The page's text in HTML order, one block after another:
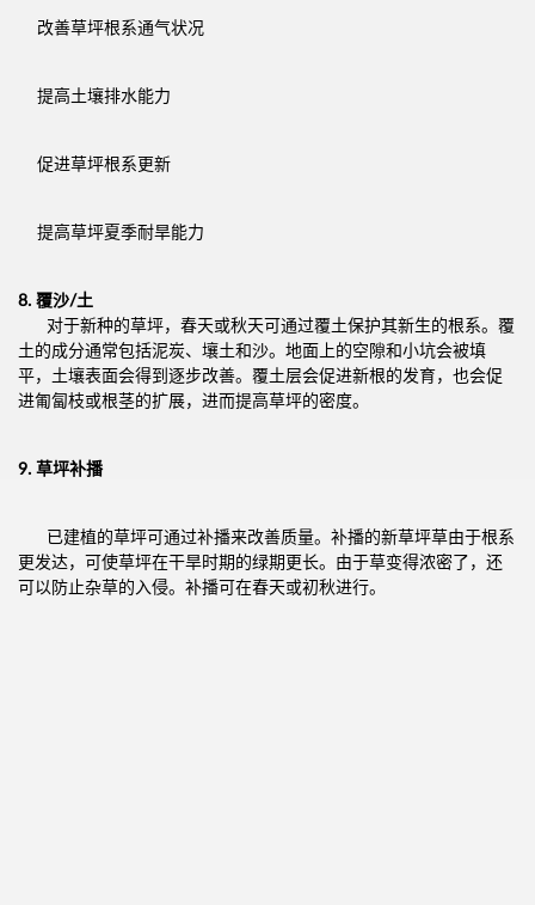
改善草坪根系通气状况
提高土壤排水能力
促进草坪根系更新
提高草坪夏季耐旱能力
8. 覆沙/土
对于新种的草坪，春天或秋天可通过覆土保护其新生的根系。覆
土的成分通常包括泥炭、壤土和沙。地面上的空隙和小坑会被填
平，土壤表面会得到逐步改善。覆土层会促进新根的发育，也会促
进匍匐枝或根茎的扩展，进而提高草坪的密度。
9. 草坪补播
已建植的草坪可通过补播来改善质量。补播的新草坪草由于根系
更发达，可使草坪在干旱时期的绿期更长。由于草变得浓密了，还
可以防止杂草的入侵。补播可在春天或初秋进行。